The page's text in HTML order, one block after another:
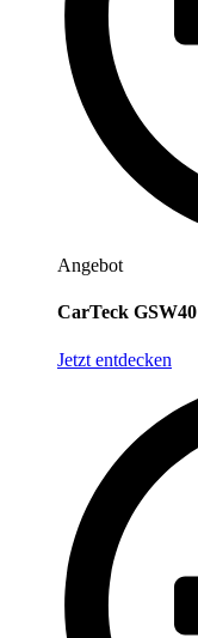
Angebot
CarTeck GSW40
Jetzt entdecken